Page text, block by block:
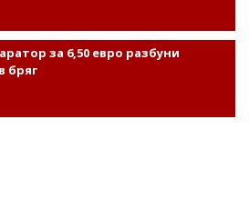
за 6,50 евро разбуни
бряг